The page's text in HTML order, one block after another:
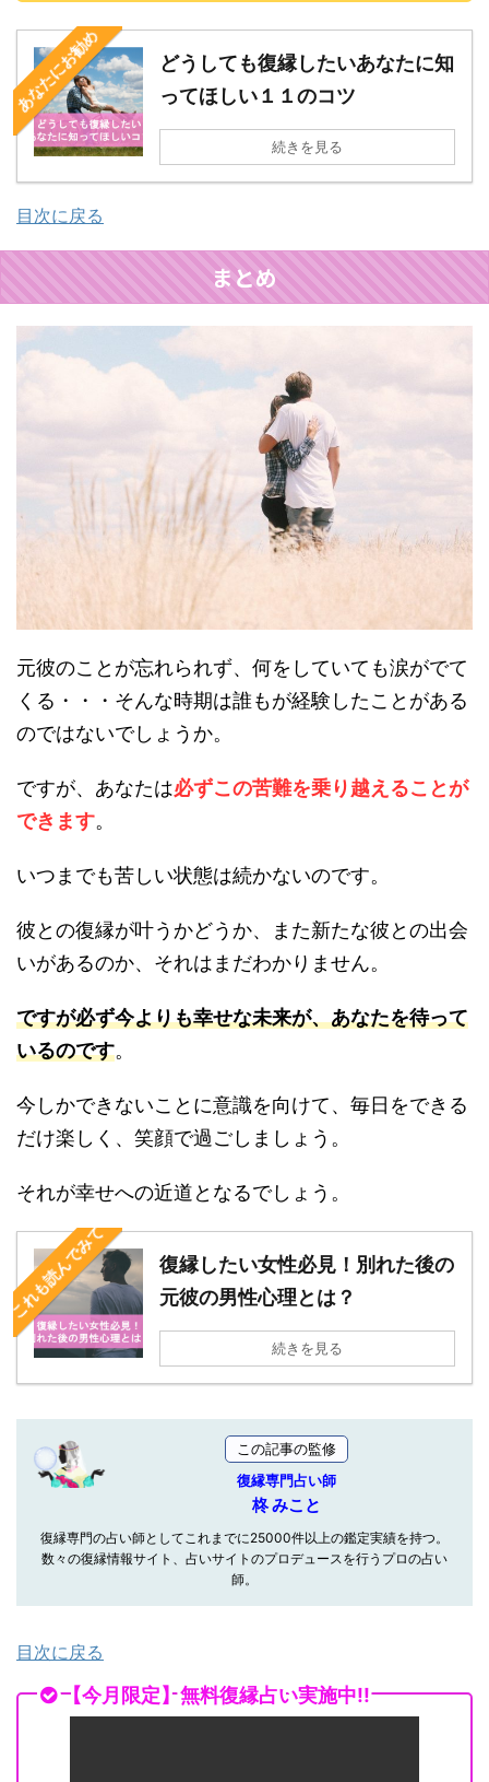
あなたにお勧め
どうしても復縁したいあなたに知
ってほしい１１のコツ
続きを見る
目次に戻る
まとめ
元彼のことが忘れられず、何をしていても涙がでて
くる・・・そんな時期は誰もが経験したことがある
のではないでしょうか。
ですが、あなたは必ずこの苦難を乗り越えることが
できます。
いつまでも苦しい状態は続かないのです。
彼との復縁が叶うかどうか、また新たな彼との出会
いがあるのか、それはまだわかりません。
ですが必ず今よりも幸せな未来が、あなたを待って
いるのです。
今しかできないことに意識を向けて、毎日をできる
だけ楽しく、笑顔で過ごしましょう。
それが幸せへの近道となるでしょう。
これも読んでみて
復縁したい女性必見！別れた後の
元彼の男性心理とは？
続きを見る
この記事の監修
復縁専門占い師
柊 みこと
復縁専門の占い師としてこれまでに25000件以上の鑑定実績を持つ。
数々の復縁情報サイト、占いサイトのプロデュースを行うプロの占い
師。
目次に戻る
【今月限定】無料復縁占い実施中!!